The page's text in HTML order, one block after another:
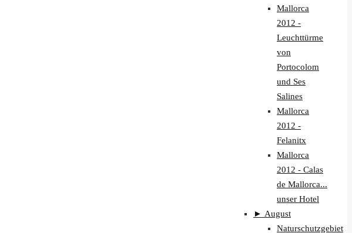
Mallorca
2012 -
Leuchttürme
von
Portocolom
und Ses
Salines
Mallorca
2012 -
Felanitx
Mallorca
2012 - Calas
de Mallorca...
unser Hotel
► August
Naturschutzgebiet